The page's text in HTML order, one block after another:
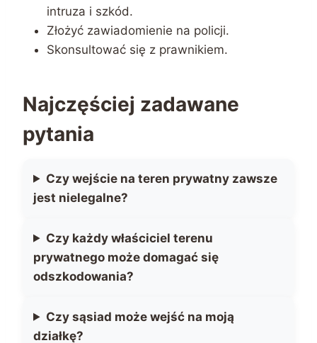
intruza i szkód.
Złożyć zawiadomienie na policji.
Skonsultować się z prawnikiem.
Najczęściej zadawane
pytania
Czy wejście na teren prywatny zawsze
jest nielegalne?
Czy każdy właściciel terenu
prywatnego może domagać się
odszkodowania?
Czy sąsiad może wejść na moją
działkę?